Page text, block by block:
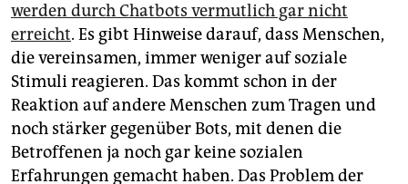
werden durch Chatbots vermutlich gar nicht
erreicht. Es gibt Hinweise darauf, dass Menschen,
die vereinsamen, immer weniger auf soziale
Stimuli reagieren. Das kommt schon in der
Reaktion auf andere Menschen zum Tragen und
noch stärker gegenüber Bots, mit denen die
Betroffenen ja noch gar keine sozialen
Erfahrungen gemacht haben. Das Problem der